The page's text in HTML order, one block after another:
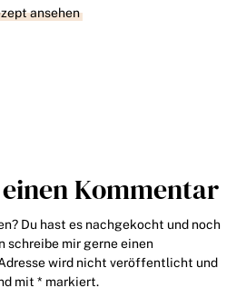
ansehen
Kommentar
Du hast es nachgekocht und noch
schreibe mir gerne einen
wird nicht veröffentlicht und
mit * markiert.